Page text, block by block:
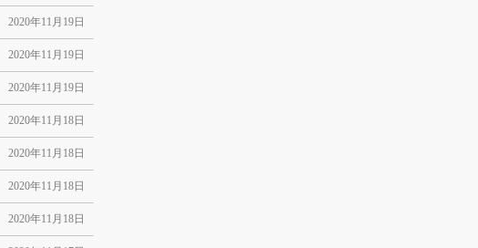
2020年11月19日
2020年11月19日
2020年11月19日
2020年11月18日
2020年11月18日
2020年11月18日
2020年11月18日